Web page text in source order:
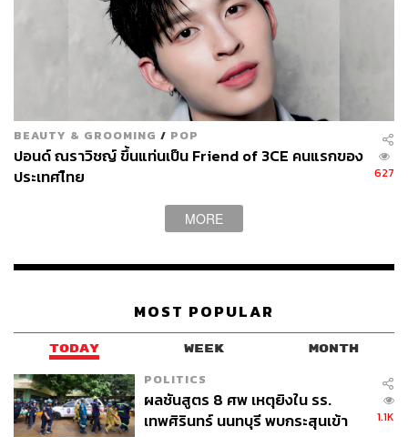
BEAUTY & GROOMING / POP
ปอนด์ ณราวิชญ์ ขึ้นแท่นเป็น Friend of 3CE คนแรกของ
ประเทศไืทย
627
MORE
MOST POPULAR
TODAY WEEK MONTH
POLITICS
ผลชันสูตร 8 ศพ เหตุยิงใน รร.
เทพศิรินทร์ นนทบุรี พบกระสุนเข้า
1.1K